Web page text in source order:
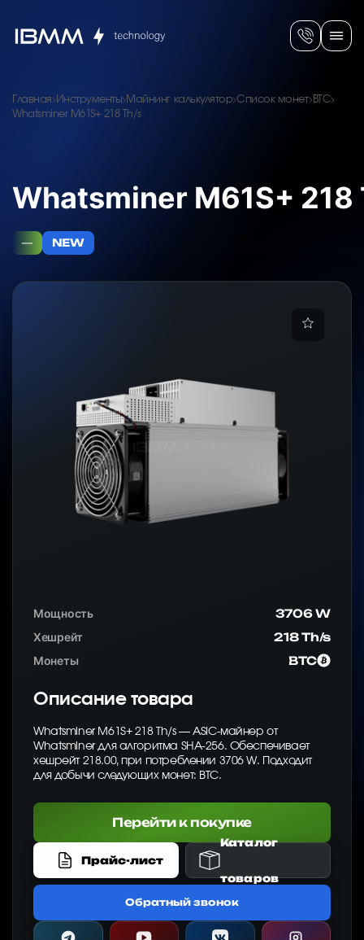
Главная Инструменты Майнинг калькулятор Список монет BTC
Whatsminer M61S+ 218 Th/s
Whatsminer M61S+ 218
— NEW
Мощность
3706 W
Хешрейт
218 Th/s
Монеты
BTC
Описание товара
Whatsminer M61S+ 218 Th/s — ASIC-майнер от
Whatsminer для алгоритма SHA-256. Обеспечивает
хешрейт 218.00, при потреблении 3706 W. Подходит
для добычи следующих монет: BTC.
Перейти к покупке
Прайс-лист
Каталог
товаров
Обратный звонок